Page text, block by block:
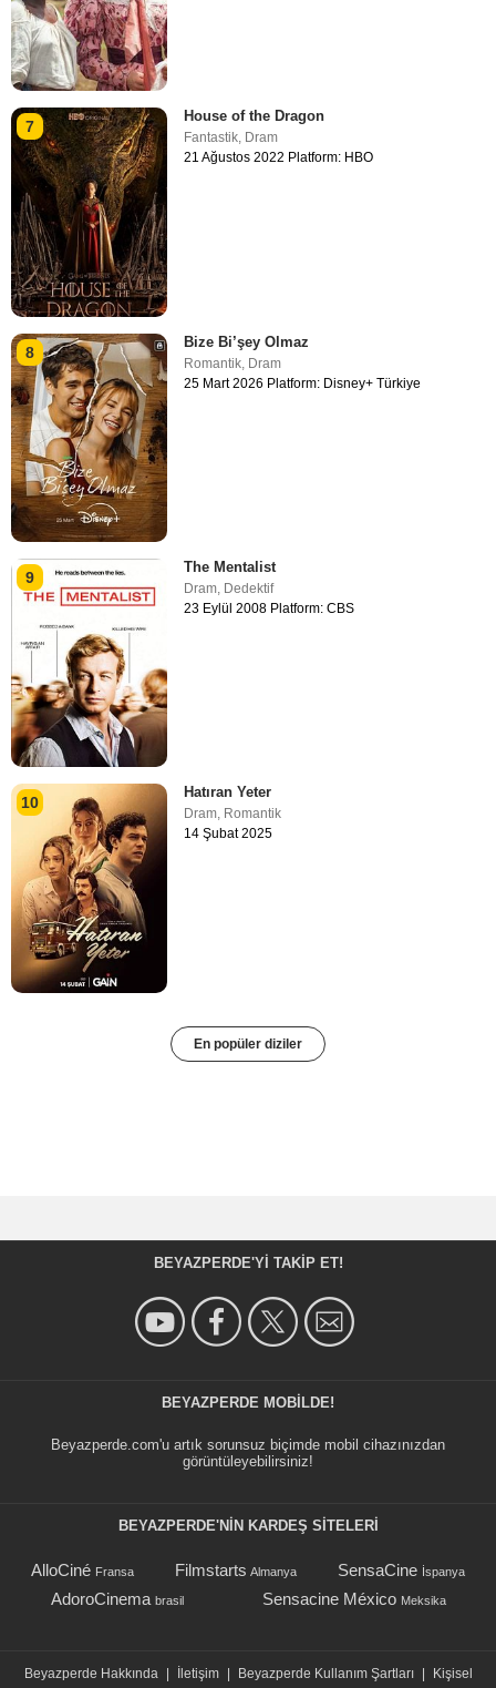
7
House of the Dragon
Fantastik, Dram
21 Ağustos 2022 Platform: HBO
8
Bize Bi’şey Olmaz
Romantik Dram
25 Mart 2026 Platform: Disney+ Türkiye
9
The Mentalist
Dram, Dedektif
23 Eylül 2008 Platform: CBS
10
Hatıran Yeter
Dram, Romantik
14 Şubat 2025
En popüler diziler
BEYAZPERDE'YI TAKIP ET!
BEYAZPERDE MOBILDE!
Beyazperde.com'u artık sorunsuz biçimde mobil cihazınızdan
görüntüleyebilirsiniz!
BEYAZPERDE'NIN KARDEŞ SİTELERİ
AlloCiné Fransa Filmstarts Almanya SensaCine İspanya
AdoroCinema brasil Sensacine México Meksika
Beyazperde Hakkında | İletişim | Beyazperde Kullanım Şartları |
Kişisel